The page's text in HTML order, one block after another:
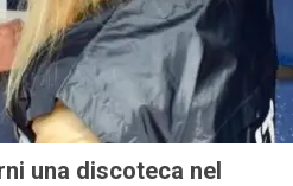
una discoteca nel